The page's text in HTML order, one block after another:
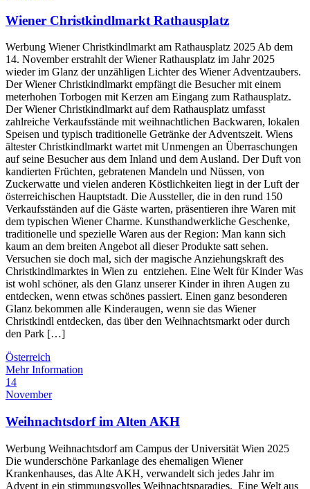
Wiener Christkindlmarkt Rathausplatz
Werbung Wiener Christkindlmarkt am Rathausplatz 2025 Ab dem
14. November erstrahlt der Wiener Rathausplatz im Jahr 2025
wieder im Glanz der unzähligen Lichter des Wiener Adventzaubers.
Der Wiener Christkindlmarkt empfängt die Besucher mit einem
meterhohen Torbogen mit Kerzen am Eingang zum Rathausplatz.
Der Wiener Christkindlmarkt auf dem Rathausplatz umfasst
zahlreiche Verkaufsstände mit weihnachtlichen Backwaren, lokalen
Speisen und typisch traditionelle Getränke der Adventszeit. Wiens
ältester Christkindlmarkt wartet mit Unmengen an Überraschungen
auf seine Besucher aus dem Inland und dem Ausland. Der Duft von
kandierten Früchten, gebratenen Mandeln und Nüssen, von
Zuckerwatte und vielen anderen Köstlichkeiten liegt in der Luft der
österreichischen Hauptstadt. Die Aussteller, die in den rund 150
Verkaufsständen auf die Gäste warten, präsentieren ihre Waren mit
dem typischen Wiener Charme. Kunsthandwerkliche Geschenke,
traditionelle und spezielle Waren aus der Region: Man kann sich
kaum an dem breiten Angebot all dieser Produkte satt sehen.
Versuchen sie doch mal, sich der magische Anziehungskraft des
Christkindlmarktes in Wien zu entziehen. Eine Welt für Kinder Was
ist wohl schöner, als den Glanz unserer Kinder in ihren Augen zu
entdecken, wenn etwas schönes passiert. Einen ganz besonderen
Glanz bekommen alle Kinderaugen, wenn sie das Wiener
Christkindl entdecken, das über den Weihnachtsmarkt oder durch
den Park […]
Österreich
Mehr Information
14
November
Weihnachtsdorf im Alten AKH
Werbung Weihnachtsdorf am Campus der Universität Wien 2025
Die wunderschöne Parkanlage des ehemaligen Wiener
Krankenhauses, das Alte AKH, verwandelt sich jedes Jahr im
Advent in ein stimmungsvolles Weihnachtsparadies. Eine Welt aus